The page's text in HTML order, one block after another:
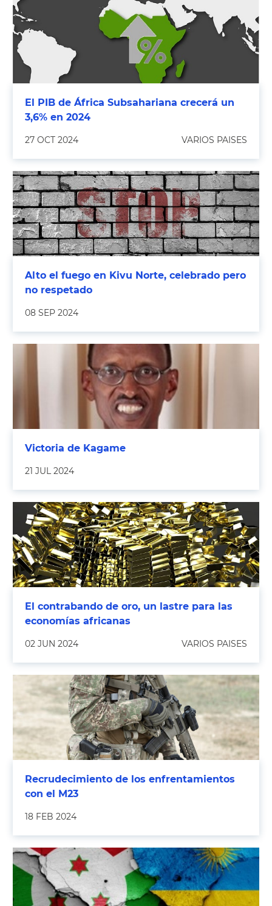
El PIB de África Subsahariana crecerá un
3,6% en 2024
27 OCT 2024 VARIOS PAISES
Alto el fuego en Kivu Norte, celebrado pero
no respetado
08 SEP 2024
Victoria de Kagame
21 JUL 2024
El contrabando de oro, un lastre para las
economías africanas
02 JUN 2024 VARIOS PAISES
Recrudecimiento de los enfrentamientos
con el M23
18 FEB 2024